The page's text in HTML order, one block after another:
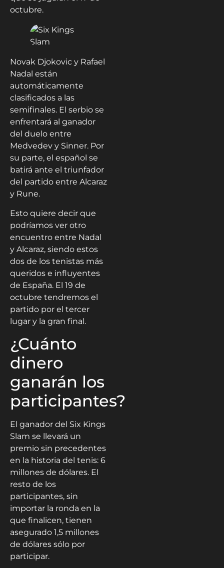
octubre.
Novak Djokovic y Rafael
Nadal están
automáticamente
clasificados a las
semifinales. El serbio se
enfrentará al ganador
del duelo entre
Medvedev y Sinner. Por
su parte, el español se
batirá ante el triunfador
del partido entre Alcaraz
y Rune.
Esto quiere decir que
podríamos ver otro
encuentro entre Nadal
y Alcaraz, siendo estos
dos de los tenistas más
queridos e influyentes
de España. El 19 de
octubre tendremos el
partido por el tercer
lugar y la gran final.
¿Cuánto
dinero
ganarán los
participantes?
El ganador del Six Kings
Slam se llevará un
premio sin precedentes
en la historia del tenis: 6
millones de dólares. El
resto de los
participantes, sin
importar la ronda en la
que finalicen, tienen
asegurado 1,5 millones
de dólares sólo por
participar.